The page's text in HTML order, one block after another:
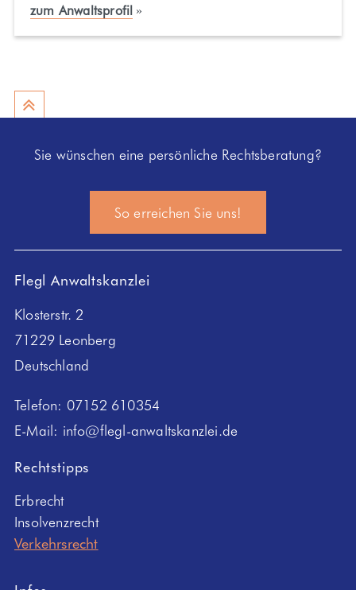
zum Anwaltsprofil
Sie wünschen eine persönliche Rechtsberatung?
So erreichen Sie uns!
Flegl Anwaltskanzlei
Klosterstr. 2
71229 Leonberg
Deutschland
Telefon: 07152 610354
E-Mail: info@flegl-anwaltskanzlei.de
Rechtstipps
Erbrecht
Insolvenzrecht
Verkehrsrecht